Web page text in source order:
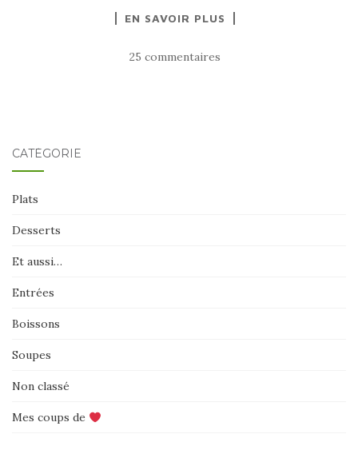
EN SAVOIR PLUS
25 commentaires
CATÉGORIE
Plats
Desserts
Et aussi…
Entrées
Boissons
Soupes
Non classé
Mes coups de